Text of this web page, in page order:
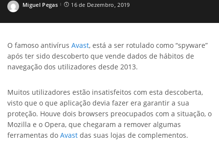
Posted
Miguel Pegas 16 de Dezembro, 2019
O famoso antivírus Avast, está a ser rotulado como “spyware”
após ter sido descoberto que vende dados de hábitos de
navegação dos utilizadores desde 2013.
Muitos utilizadores estão insatisfeitos com esta descoberta,
visto que o que aplicação devia fazer era garantir a sua
proteção. Houve dois browsers preocupados com a situação, o
Mozilla e o Opera, que chegaram a remover algumas
ferramentas do Avast das suas lojas de complementos.